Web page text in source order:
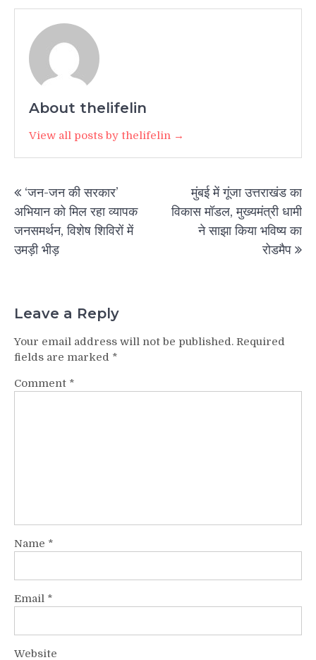
About thelifelin
View all posts by thelifelin →
navigation
‘जन-जन की सरकार’
अभियान को मिल रहा व्यापक
जनसमर्थन, विशेष शिविरों में
उमड़ी भीड़
मुंबई में गूंजा उत्तराखंड का
विकास मॉडल, मुख्यमंत्री धामी
ने साझा किया भविष्य का
रोडमैप
Leave a Reply
Your email address will not be published. Required
fields are marked *
Comment *
Name *
Email *
Website